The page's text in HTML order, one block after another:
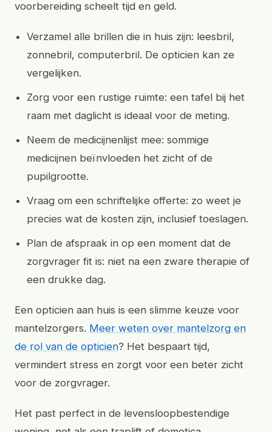
voorbereiding scheelt tijd en geld.
Verzamel alle brillen die in huis zijn: leesbril,
zonnebril, computerbril. De opticien kan ze
vergelijken.
Zorg voor een rustige ruimte: een tafel bij het
raam met daglicht is ideaal voor de meting.
Neem de medicijnenlijst mee: sommige
medicijnen beïnvloeden het zicht of de
pupilgrootte.
Vraag om een schriftelijke offerte: zo weet je
precies wat de kosten zijn, inclusief toeslagen.
Plan de afspraak in op een moment dat de
zorgvrager fit is: niet na een zware therapie of
een drukke dag.
Een opticien aan huis is een slimme keuze voor
mantelzorgers. Meer weten over mantelzorg en
de rol van de opticien? Het bespaart tijd,
vermindert stress en zorgt voor een beter zicht
voor de zorgvrager.
Het past perfect in de levensloopbestendige